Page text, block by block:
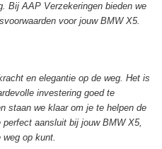
Bij AAP Verzekeringen bieden we
voor jouw BMW X5.
en elegantie op de weg. Het is
investering goed te
staan we klaar om je te helpen de
aansluit bij jouw BMW X5,
op kunt.